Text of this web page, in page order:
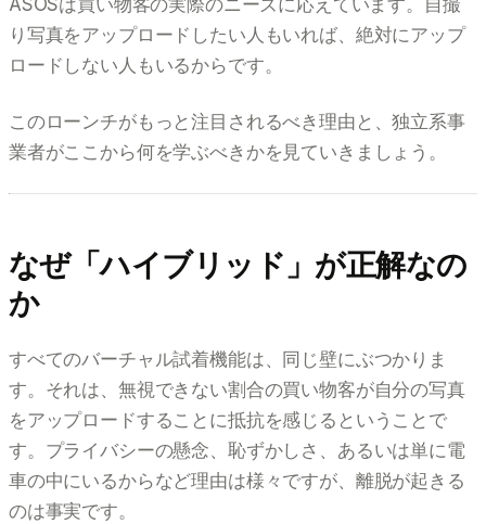
り写真をアップロードしたい人もいれば、絶対にアップ
ロードしない人もいるからです。
このローンチがもっと注目されるべき理由と、独立系事
業者がここから何を学ぶべきかを見ていきましょう。
なぜ「ハイブリッド」が正解なの
か
すべてのバーチャル試着機能は、同じ壁にぶつかりま
す。それは、無視できない割合の買い物客が自分の写真
をアップロードすることに抵抗を感じるということで
す。プライバシーの懸念、恥ずかしさ、あるいは単に電
車の中にいるからなど理由は様々ですが、離脱が起きる
のは事実です。